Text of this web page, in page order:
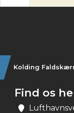
Kolding
Find os